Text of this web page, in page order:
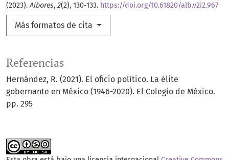
(2023).Albores, 2(2), 130-133. https://doi.org/10.61820/alb.v2i2.967
Más formatos de cita
Referencias
Hernández, R. (2021). El oficio político. La élite
gobernante en México (1946-2020). El Colegio de México.
pp. 295